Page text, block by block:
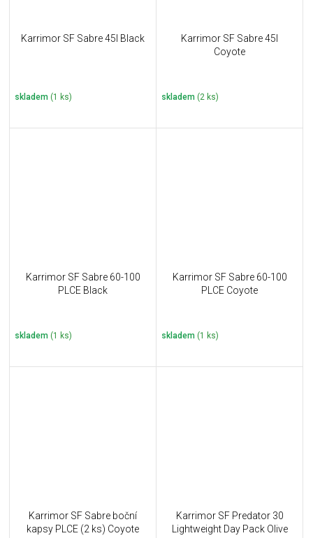
Karrimor SF Sabre 45l Black
skladem (1 ks)
Karrimor SF Sabre 45l
Coyote
skladem (2 ks)
Karrimor SF Sabre 60-100
PLCE Black
skladem (1 ks)
Karrimor SF Sabre 60-100
PLCE Coyote
skladem (1 ks)
Karrimor SF Sabre boční
kapsy PLCE (2 ks) Coyote
Karrimor SF Predator 30
Lightweight Day Pack Olive